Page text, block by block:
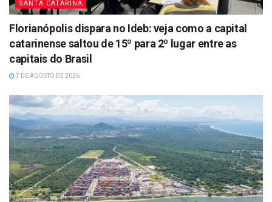
SANTA CATARINA
Florianópolis dispara no Ideb: veja como a capital
catarinense saltou de 15º para 2º lugar entre as
capitais do Brasil
7 DE AGOSTO DE 2026